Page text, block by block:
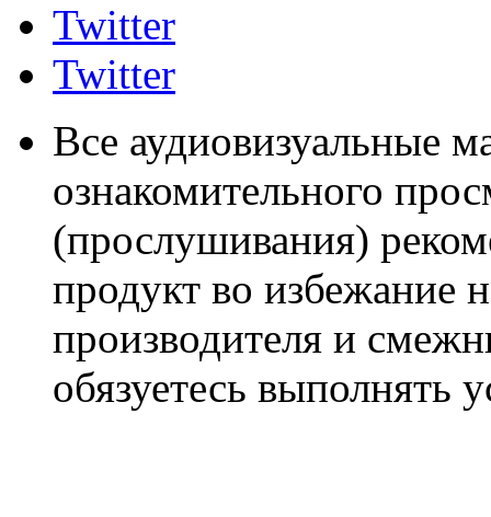
Twitter
Twitter
Все аудиовизуальные
ознакомительного
(прослушивания)
продукт во избежание
производителя и
обязуетесь выполнять